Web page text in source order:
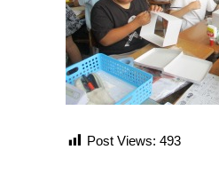
Post Views: 493